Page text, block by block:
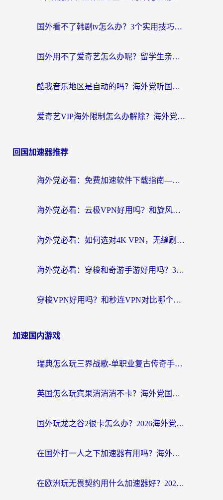
国外看不了韩剧tv怎么办？3个实用技巧解决海外追剧难题（附书旗小说&社保查询攻略）
国外用不了爱奇艺怎么办呢？留学生亲测有效的回国加速方案
酷我音乐地区是自动的吗？海外党听国内音乐看视频的真实解决方案
爱奇艺VIP海外限制怎么办解除？海外党追剧看片的终极解决方案
回国加速器推荐
海外党必看：免费加速软件下载指南——无缝访问国内资源的正确打开方式
海外党必看：云极VPN好用吗？和旋风VPN对比哪个回国效果更好？附真实体验+选择攻略
海外党必看：如何选对4K VPN，无缝刷国内剧听网易云？
海外党必看：穿梭和奇游手游好用吗？3步选对回国加速器，流畅看CCTV5海外直播
穿梭VPN好用吗？和秒连VPN对比哪个回国效果更好？海外党亲测实用指南
加速国内游戏
瑞典怎么玩三界战歌-单职业复古传奇手游？海外党国服游戏加速终极指南
英国怎么玩宾果消消消不卡？海外党国服游戏加速终极攻略（附守望第九大陆解决办法）
国外玩龙之谷2很卡怎么办？2026海外党必看的国服游戏加速全攻略
在国外打一人之下加速器有用吗？海外党国服游戏畅玩全攻略
在欧洲玩无畏契约用什么加速器好？2026海外党亲测有效指南